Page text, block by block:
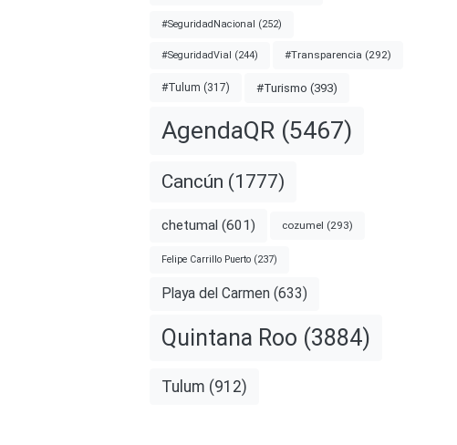
#SeguridadNacional (252)
#SeguridadVial (244) #Transparencia (292)
#Tulum (317) #Turismo (393)
AgendaQR(5467)
Cancún (1777)
chetumal (601) cozumel (293)
Felipe Carrillo Puerto(237)
Playa del Carmen (633)
Quintana Roo (3884)
Tulum (912)